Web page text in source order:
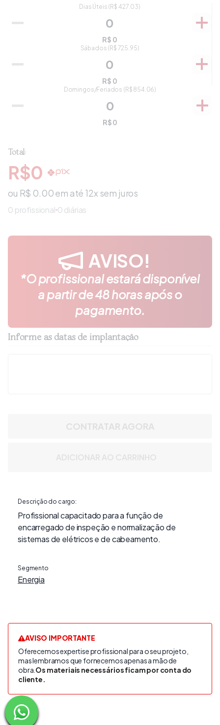
Dias Úteis (R$ 427.03)
R$ 0
Sábados (R$ 725.95)
R$ 0
Domingos/Feriados (R$ 854.06)
R$0
Total:
R$0
ou R$ 0.00em até 12x sem juros
0 profissional 0 diárias
AVISO!
*O profissional estará disponível
a partir de 48 horas após o
pagamento.
Informe as datas de implantação
Descrição do cargo:
Profissional capacitado para a função de
encarregado de inspeção e normalização de
sistemas de elétricos e de cabeamento.
Segmento
Energia
AVISO IMPORTANTE
Oferecemos expertise profissional para o seu projeto,
mas lembramos que fornecemos apenas a mão de
obra. Os materiais necessários ficam por conta do
cliente.